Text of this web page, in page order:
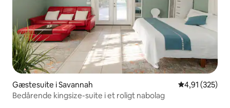
Gæstesuite i Savannah 4,91 ud af 5 i
4,91 (325)
Bedårende kingsize-suite i et roligt nabolag